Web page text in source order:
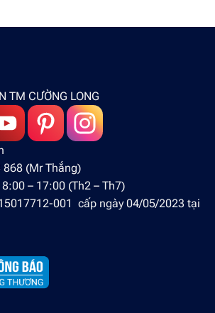
TM CƯỜNG LONG
(Mr Thắng)
– 17:00 (Th2 – Th7)
001 cấp ngày 04/05/2023 tại